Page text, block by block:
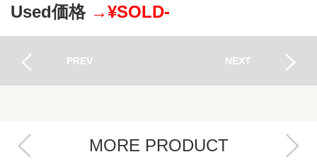
Used価格 →¥SOLD-
PREV NEXT
MORE PRODUCT
Next